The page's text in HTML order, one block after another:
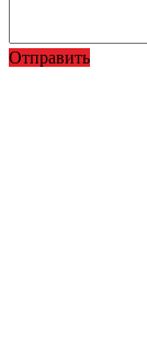
Отправить